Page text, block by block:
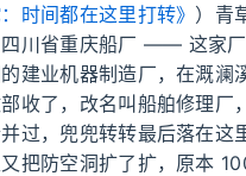
：时间都在这里打转》 ）青
川省重庆船厂 —— 这家
建业机器制造厂，在溉澜
收了，改名叫船舶修理厂
过，兜兜转转最后落在
把防空洞扩了扩，原本